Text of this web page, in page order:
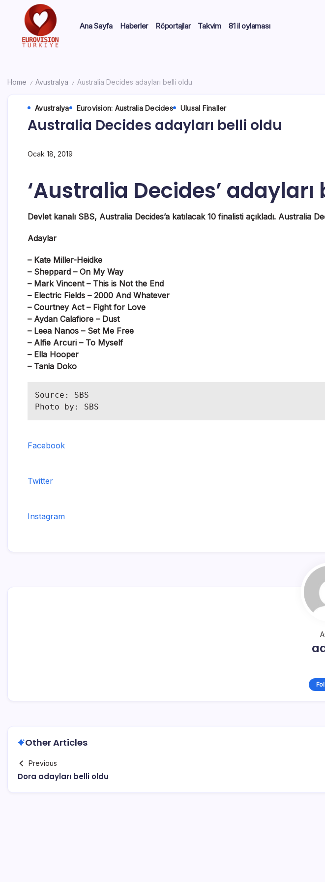
Ana Sayfa Haberler Röportajlar Takvim 81 il oylaması
Home / Avustralya / Australia Decides adayları belli oldu
Avustralya Eurovision: Australia Decides Ulusal Finaller
Australia Decides adayları belli oldu
Ocak 18, 2019
‘Australia Decides’
Devlet kanalı SBS, Australia Decides’a katılacak 10 finalisti açıkladı. Australia
Adaylar
– Kate Miller-Heidke
– Sheppard – On My Way
– Mark Vincent – This is Not the End
– Electric Fields – 2000 And Whatever
– Courtney Act – Fight for Love
– Aydan Calafiore – Dust
– Leea Nanos – Set Me Free
– Alfie Arcuri – To Myself
– Ella Hooper
– Tania Doko
Source: SBS
Photo by: SBS
Facebook
Twitter
Instagram
Other Articles
Previous
Dora adayları belli oldu